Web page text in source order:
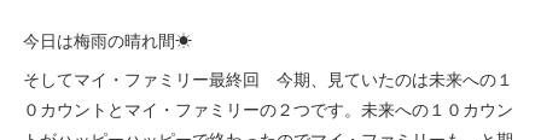
今日は梅雨の晴れ間☀
そしてマイ・ファミリー最終回 今期、見ていたのは未来への１
０カウントとマイ・ファミリーの２つです。未来への１０カウン